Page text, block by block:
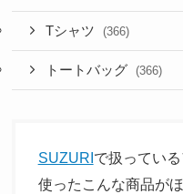
Tシャツ (366)
トートバッグ (366)
SUZURIで扱ってい
使ったこんな商品が